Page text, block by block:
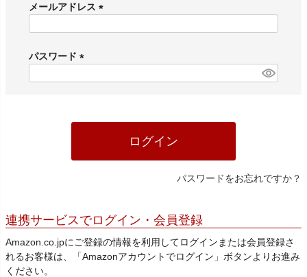
メールアドレス
)
パスワード
ログイン
パスワードをお忘れですか？
連携サービスでログイン・会員登録
Amazon.co.jpにご登録の情報を利用してログインまたは会員登録さ
れるお客様は、「Amazonアカウントでログイン」ボタンよりお進み
ください。